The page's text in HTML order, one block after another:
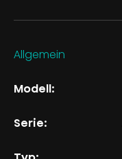
Allgemein
Modell:
Serie: